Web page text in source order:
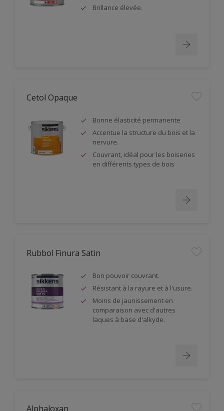
Brillance élevée.
Cetol Opaque
Bonne élasticité permanente
Accentue la structure du bois et la
nervure.
Couvrant, idéal pour les boiseries
en différents types de bois
Rubbol Finura Satin
Bon pouvoir couvrant.
Résistant à la rayure et à l'usure.
Moins de jaunissement en
comparaison avec d'autres
laques à base d'alkyde.
Alphaloxan